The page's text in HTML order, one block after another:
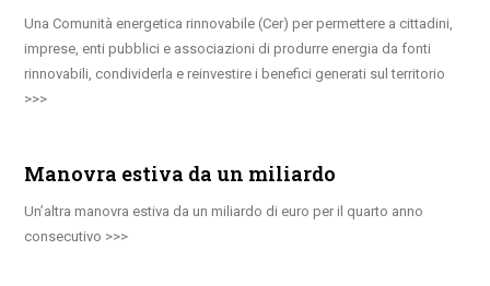
Una Comunità energetica rinnovabile (Cer) per permettere a cittadini,
imprese, enti pubblici e associazioni di produrre energia da fonti
rinnovabili, condividerla e reinvestire i benefici generati sul territorio
Manovra estiva da un miliardo
Un’altra manovra estiva da un miliardo di euro per il quarto anno
consecutivo